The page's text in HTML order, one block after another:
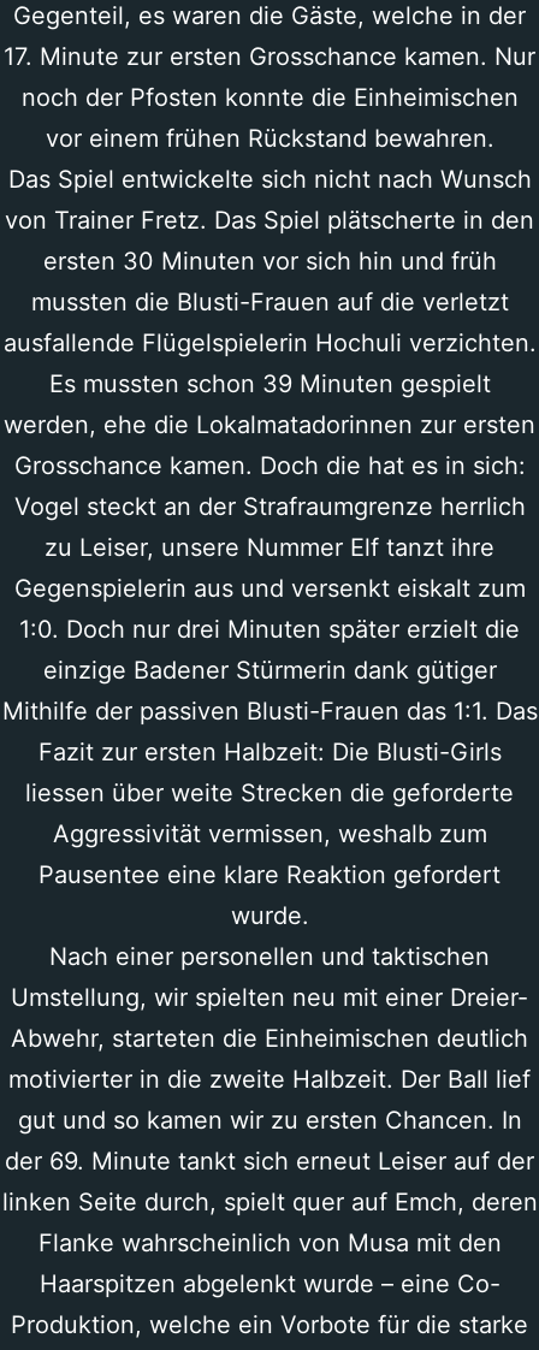
Gegenteil, es waren die Gäste, welche in der
17. Minute zur ersten Grosschance kamen. Nur
noch der Pfosten konnte die Einheimischen
vor einem frühen Rückstand bewahren.
Das Spiel entwickelte sich nicht nach Wunsch
von Trainer Fretz. Das Spiel plätscherte in den
ersten 30 Minuten vor sich hin und früh
mussten die Blusti-Frauen auf die verletzt
ausfallende Flügelspielerin Hochuli verzichten.
Es mussten schon 39 Minuten gespielt
werden, ehe die Lokalmatadorinnen zur ersten
Grosschance kamen. Doch die hat es in sich:
Vogel steckt an der Strafraumgrenze herrlich
zu Leiser, unsere Nummer Elf tanzt ihre
Gegenspielerin aus und versenkt eiskalt zum
1:0. Doch nur drei Minuten später erzielt die
einzige Badener Stürmerin dank gütiger
Mithilfe der passiven Blusti-Frauen das 1:1. Das
Fazit zur ersten Halbzeit: Die Blusti-Girls
liessen über weite Strecken die geforderte
Aggressivität vermissen, weshalb zum
Pausentee eine klare Reaktion gefordert
wurde.
Nach einer personellen und taktischen
Umstellung, wir spielten neu mit einer Dreier-
Abwehr, starteten die Einheimischen deutlich
motivierter in die zweite Halbzeit. Der Ball lief
gut und so kamen wir zu ersten Chancen. In
der 69. Minute tankt sich erneut Leiser auf der
linken Seite durch, spielt quer auf Emch, deren
Flanke wahrscheinlich von Musa mit den
Haarspitzen abgelenkt wurde – eine Co-
Produktion, welche ein Vorbote für die starke